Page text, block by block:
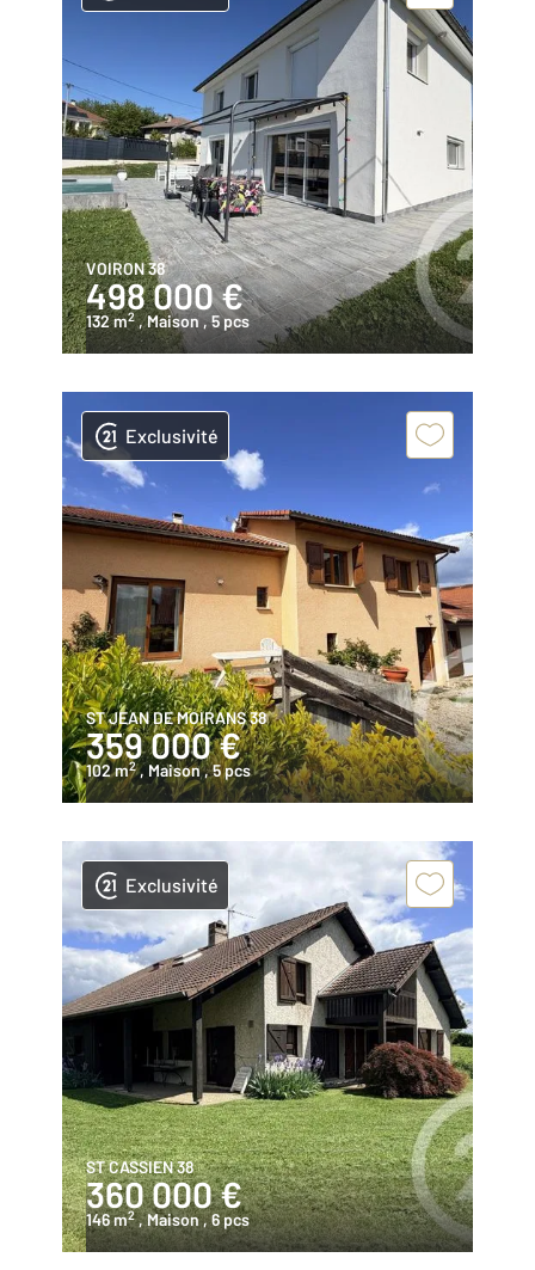
VOIRON 38
498 000 €
132 m2 , Maison, 5 pcs
Exclusivité
ST JEAN DE MOIRANS 38
359 000 €
102 m2 , Maison, 5 pcs
Exclusivité
ST CASSIEN 38
360 000 €
146 m2 , Maison, 6 pcs